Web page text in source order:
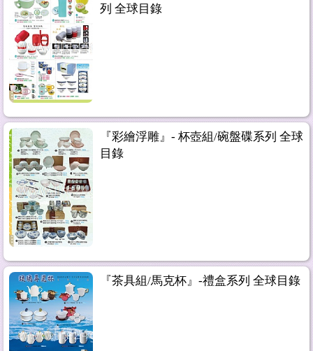
列 全球目錄
『彩繪浮雕』- 杯壺組/碗盤碟系列 全球
目錄
『茶具組/馬克杯』-禮盒系列 全球目錄